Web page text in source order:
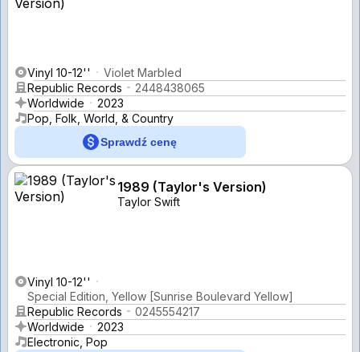
Vinyl 10-12''
Violet Marbled
Republic Records
2448438065
Worldwide
2023
Pop, Folk, World, & Country
Sprawdź cenę
1989 (Taylor's Version)
Taylor Swift
Vinyl 10-12''
Special Edition, Yellow [Sunrise Boulevard Yellow]
Republic Records
0245554217
Worldwide
2023
Electronic, Pop